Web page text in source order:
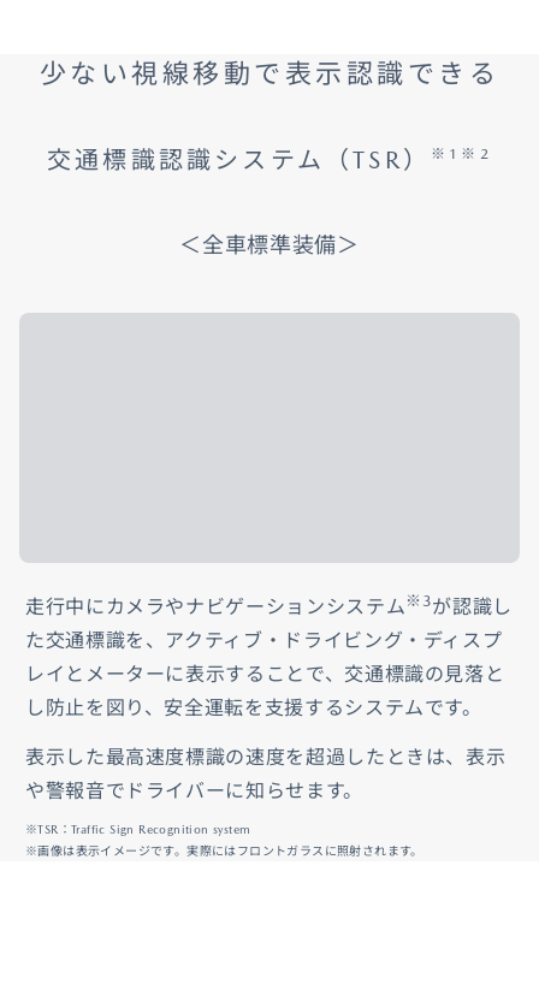
少ない視線移動で表示認識できる
交通標識認識システム（TSR） ※1※2
＜全車標準装備＞
走行中にカメラやナビゲーションシステム※3が認識し
た交通標識を、アクティブ・ドライビング・ディスプ
レイとメーターに表示することで、交通標識の見落と
し防止を図り、安全運転を支援するシステムです。
表示した最高速度標識の速度を超過したときは、表示
や警報音でドライバーに知らせます。
※TSR：Traffic Sign Recognition system
※画像は表示イメージです。実際にはフロントガラスに照射されます。